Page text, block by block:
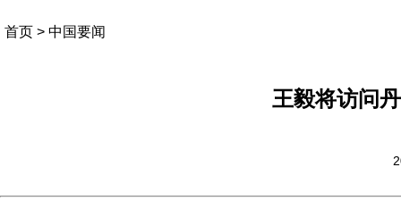
首页 > 中国要闻
王毅将访问